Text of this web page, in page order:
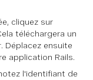
cliquez sur
téléchargera un
Déplacez ensuite
application Rails.
l'identifiant de